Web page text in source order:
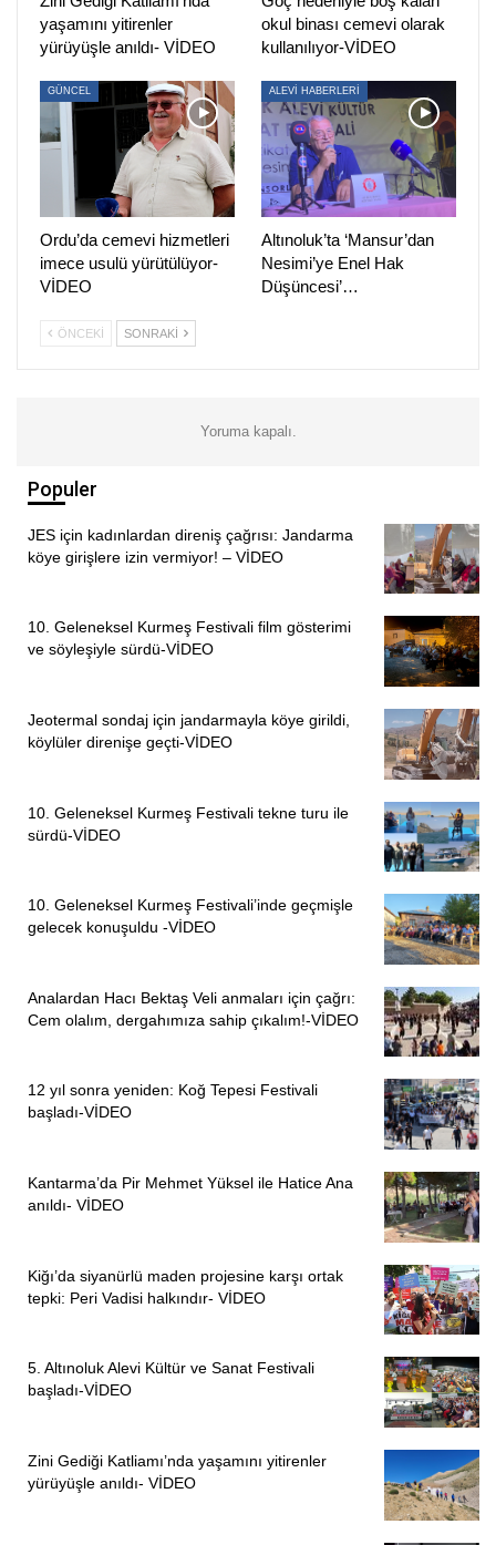
devirerek iktidara gelmişti.
yaşamını yitirenler
yürüyüşle anıldı- VİDEO
okul binası cemevi olarak
kullanılıyor-VİDEO
GÜNCEL
Ordu’da cemevi hizmetleri
imece usulü yürütülüyor-
VİDEO
ALEVİ HABERLERİ
Altınoluk’ta ‘Mansur’dan
Nesimi’ye Enel Hak
Düşüncesi’…
ÖNCEKI SONRAKI
Yoruma kapalı.
Populer
JES için kadınlardan direniş çağrısı: Jandarma
köye girişlere izin vermiyor! – VİDEO
10. Geleneksel Kurmeş Festivali film gösterimi
ve söyleşiyle sürdü-VİDEO
Jeotermal sondaj için jandarmayla köye girildi,
köylüler direnişe geçti-VİDEO
10. Geleneksel Kurmeş Festivali tekne turu ile
sürdü-VİDEO
10. Geleneksel Kurmeş Festivali’inde geçmişle
gelecek konuşuldu -VİDEO
Analardan Hacı Bektaş Veli anmaları için çağrı:
Cem olalım, dergahımıza sahip çıkalım!-VİDEO
12 yıl sonra yeniden: Koğ Tepesi Festivali
başladı-VİDEO
Kantarma’da Pir Mehmet Yüksel ile Hatice Ana
anıldı- VİDEO
Kiğı’da siyanürlü maden projesine karşı ortak
tepki: Peri Vadisi halkındır- VİDEO
5. Altınoluk Alevi Kültür ve Sanat Festivali
başladı-VİDEO
Zini Gediği Katliamı’nda yaşamını yitirenler
yürüyüşle anıldı- VİDEO